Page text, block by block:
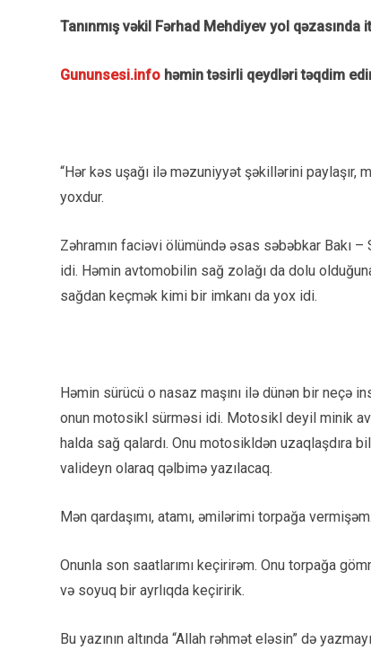
Tanınmış vəkil Fərhad Mehdiyev yol qəzasında
Gununsesi.info həmin təsirli qeydləri təqdim
“Hər kəs uşağı ilə məzuniyyət şəkillərini paylaşır,
yoxdur.
Zəhramın faciəvi ölümündə əsas səbəbkar Bakı
idi. Həmin avtomobilin sağ zolağı da dolu
sağdan keçmək kimi bir imkanı da yox idi.
Həmin sürücü o nasaz maşını ilə dünən bir neçə
onun motosikl sürməsi idi. Motosikl deyil minik
halda sağ qalardı. Onu motosikldən uzaqlaşdıra
valideyn olaraq qəlbimə yazılacaq.
Mən qardaşımı, atamı, əmilərimi torpağa
Onunla son saatlarımı keçirirəm. Onu torpağa
və soyuq bir ayrlıqda keçiririk.
Bu yazının altında “Allah rəhmət eləsin” də